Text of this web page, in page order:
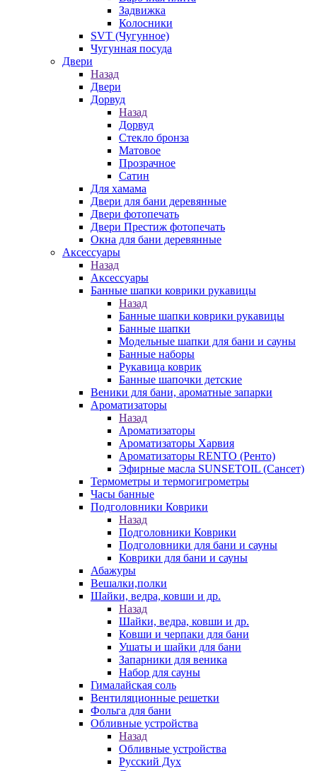
Задвижка
Колосники
SVT (Чугунное)
Чугунная посуда
Двери
Назад
Двери
Дорвуд
Назад
Дорвуд
Стекло бронза
Матовое
Прозрачное
Сатин
Для хамама
Двери для бани деревянные
Двери фотопечать
Двери Престиж фотопечать
Окна для бани деревянные
Аксессуары
Назад
Аксессуары
Банные шапки коврики рукавицы
Назад
Банные шапки коврики рукавицы
Банные шапки
Модельные шапки для бани и сауны
Банные наборы
Рукавица коврик
Банные шапочки детские
Веники для бани, ароматные запарки
Ароматизаторы
Назад
Ароматизаторы
Ароматизаторы Харвия
Ароматизаторы RENTO (Ренто)
Эфирные масла SUNSETOIL (Сансет)
Термометры и термогигрометры
Часы банные
Подголовники Коврики
Назад
Подголовники Коврики
Подголовники для бани и сауны
Коврики для бани и сауны
Абажуры
Вешалки,полки
Шайки, ведра, ковши и др.
Назад
Шайки, ведра, ковши и др.
Ковши и черпаки для бани
Ушаты и шайки для бани
Запарники для веника
Набор для сауны
Гималайская соль
Вентиляционные решетки
Фольга для бани
Обливные устройства
Назад
Обливные устройства
Русский Дух